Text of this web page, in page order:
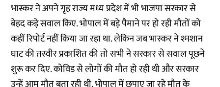
भास्कर ने अपने गृह राज्य मध्य प्रदेश में भी भाजपा सरकार से
बेहद कड़े सवाल किए. भोपाल में बड़े पैमाने पर हो रही मौतों को
कहीं रिपोर्ट नहीं किया जा रहा था. लेकिन जब भास्कर ने श्मशान
घाट की तस्वीर प्रकाशित की तो सभी ने सरकार से सवाल पूछने
शुरू कर दिए. कोविड से लोगों की मौत हो रही थी और सरकार